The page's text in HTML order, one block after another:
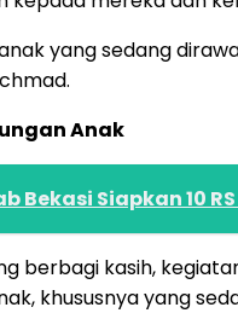
yang sedang
Anak
Bekasi Siapkan 10
berbagi kasih,
khususnya yang